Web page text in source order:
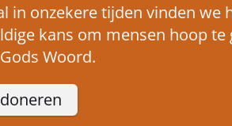
in onzekere tijden vinden we
kans om mensen hoop te
Woord.